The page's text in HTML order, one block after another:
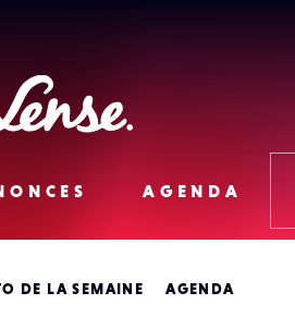
Lense
AGENDA
DE LA SEMAINE AGENDA